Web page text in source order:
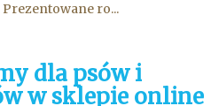
Prezentowane ro...
dla psów i
w sklepie online